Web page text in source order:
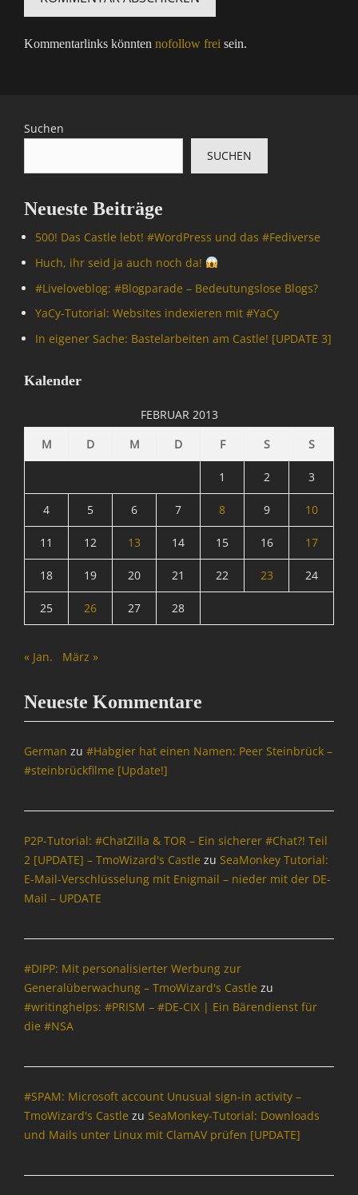
Kommentarlinks könnten nofollow frei sein.
Suchen
SUCHEN
Neueste Beiträge
500! Das Castle lebt! #WordPress und das #Fediverse
Huch, ihr seid ja auch noch da!
#Livelove­blog: #Blogparade – Bedeutungslose Blogs?
YaCy-Tutorial: Websites indexieren mit #YaCy
In eigener Sache: Bastelarbeiten am Castle! [UPDATE 3]
Kalender
FEBRUAR 2013
M
D M D F S S
1 2 3
4 5 6 7 8 9 10
11 12 13 14 15 16 17
18 19 20 21 22 23 24
25 26 27 28
« Jan. März »
Neueste Kommentare
German zu #Habgier hat einen Namen: Peer Steinbrück –
#steinbrückfilme [Update!]
P2P-Tutorial: #ChatZilla & TOR – Ein sicherer #Chat?! Teil
2 [UPDATE] – TmoWizard's Castle zu SeaMonkey Tutorial:
E-Mail-Verschlüsselung mit Enigmail – nieder mit der DE-
Mail – UPDATE
#DIPP: Mit personalisierter Werbung zur
Generalüberwachung – TmoWizard's Castle zu
#writinghelps: #PRISM – #DE-CIX | Ein Bärendienst für
die #NSA
#SPAM: Microsoft account Unusual sign-in activity –
TmoWizard's Castle zu SeaMonkey-Tutorial: Downloads
und Mails unter Linux mit ClamAV prüfen [UPDATE]